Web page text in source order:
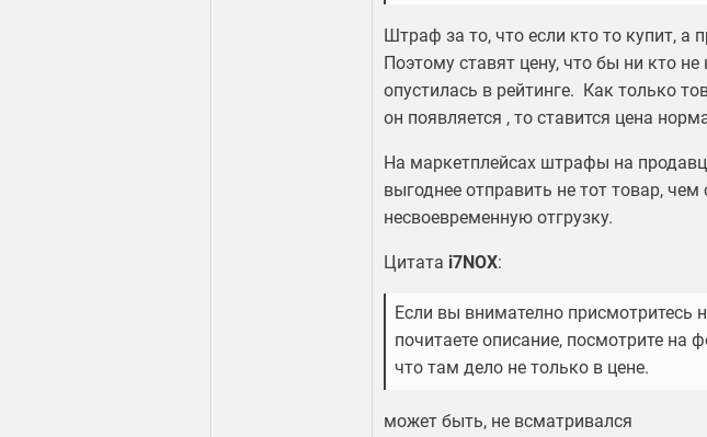
Штраф за то, что если кто то купит, а
Поэтому ставят цену, что бы ни кто
опустилась в рейтинге. Как только
он появляется , то ставится цена
На маркетплейсах штрафы на
выгоднее отправить не тот товар,
несвоевременную отгрузку.
Цитата i7NOX:
Если вы внимателно присмотритесь
почитаете описание, посмотрите на
что там дело не только в цене.
может быть, не всматривался